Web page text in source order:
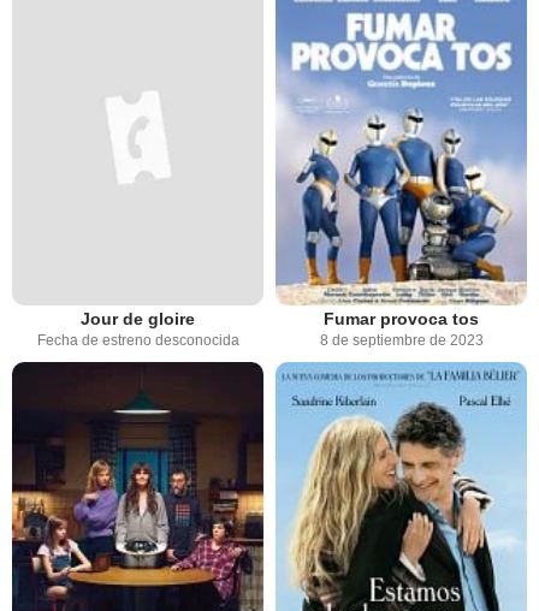
Jour de gloire
Fecha de estreno desconocida
Fumar provoca tos
8 de septiembre de 2023